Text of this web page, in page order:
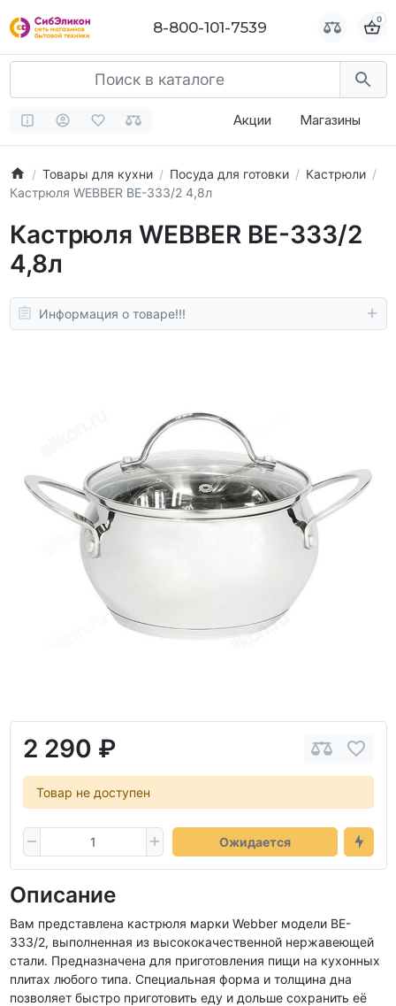
8-800-101-7539 0
Акции Магазины
Товары для кухни Посуда для готовки
Кастрюли
Кастрюля WEBBER BE-333/2 4,8л
Кастрюля WEBBER BE-333/2
4,8л
Информация о товаре!!!
2 290 ₽
Товар не доступен
Ожидается
Описание
Вам представлена кастрюля марки Webber модели BE-
333/2, выполненная из высококачественной нержавеющей
стали. Предназначена для приготовления пищи на кухонных
плитах любого типа. Специальная форма и толщина дна
позволяет быстро приготовить еду и дольше сохранить её
8-800-101-7539 0